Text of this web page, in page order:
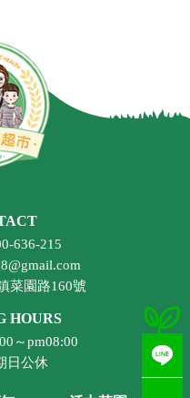
636-215
菜園路160號
HOURS
～pm08:00
日公休